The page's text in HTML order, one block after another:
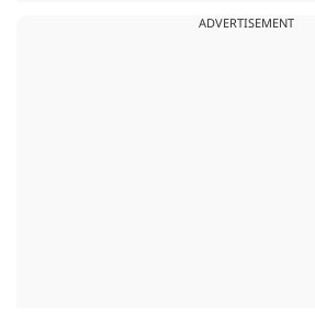
ADVERTISEMENT